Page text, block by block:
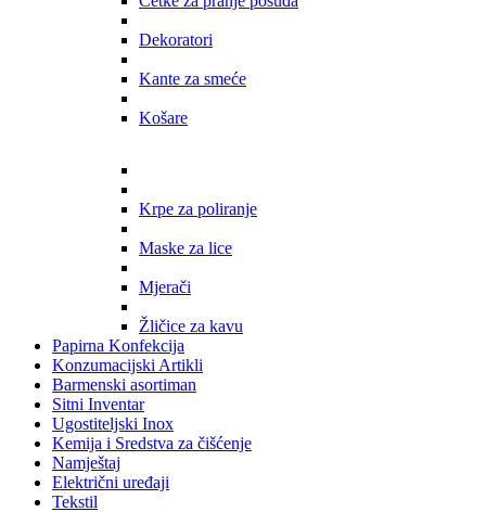
Dekoratori
Kante za smeće
Košare
Krpe za poliranje
Maske za lice
Mjerači
Žličice za kavu
Papirna Konfekcija
Konzumacijski Artikli
Barmenski asortiman
Sitni Inventar
Ugostiteljski Inox
Kemija i Sredstva za čišćenje
Namještaj
Električni uređaji
Tekstil